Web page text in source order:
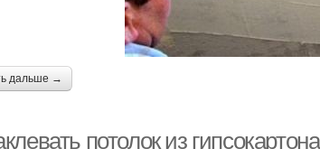
дальше →
потолок из